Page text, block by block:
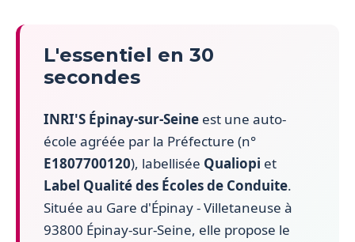
L'essentiel en 30
secondes
INRI'S Épinay-sur-Seine est une auto-
école agréée par la Préfecture (n°
E1807700120), labellisée Qualiopi et
Label Qualité des Écoles de Conduite.
Située au Gare d'Épinay - Villetaneuse à
93800 Épinay-sur-Seine, elle propose le